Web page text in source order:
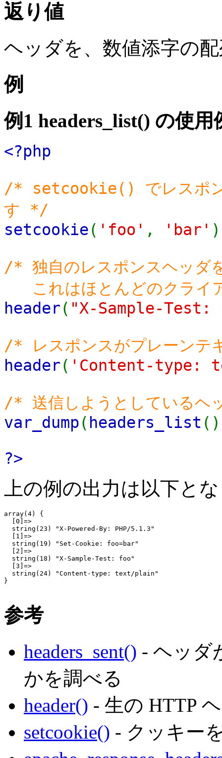
返り値
ヘッダを、数値添字の
例
例1 headers_list() の使用
<?php
/* setcookie() でレスポン
す */
setcookie( 'foo' , 'bar'
/* 独自のレスポンスヘッダ
これはほとんどのクライ
header( "X-Sample-Test:
/* レスポンスがプレーンテ
header( 'Content-type:
/* 送信しようとしている
var_dump( headers_list
?>
上の例の出力は以下と
array(4) {
  [0]=>
  string(23) "X-Powered-By: PHP/5.1.3"
  [1]=>
  string(19) "Set-Cookie: foo=bar"
  [2]=>
  string(18) "X-Sample-Test: foo"
  [3]=>
  string(24) "Content-type: text/plain"
}
参考
headers_sent() - ヘッダ
かを調べる
header() - 生の HTTP
setcookie() - クッキー